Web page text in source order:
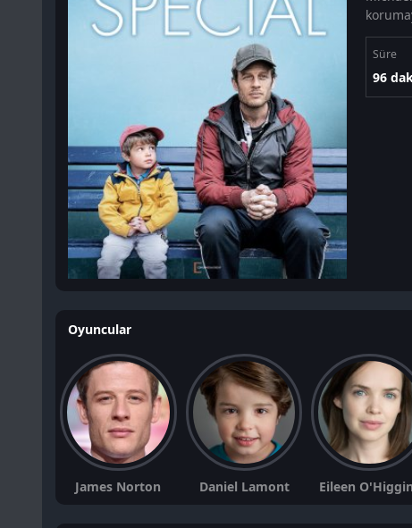
Süre
96
Oyuncular
James Norton Daniel Lamont Eileen